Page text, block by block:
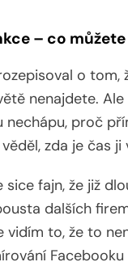
– co
o
nenajdete.
nechápu, proč
zda je čas ji
sice fajn, že již
dalších
vidím to, že to